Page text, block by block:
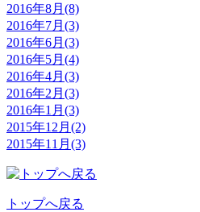
2016年8月(8)
2016年7月(3)
2016年6月(3)
2016年5月(4)
2016年4月(3)
2016年2月(3)
2016年1月(3)
2015年12月(2)
2015年11月(3)
トップへ戻る